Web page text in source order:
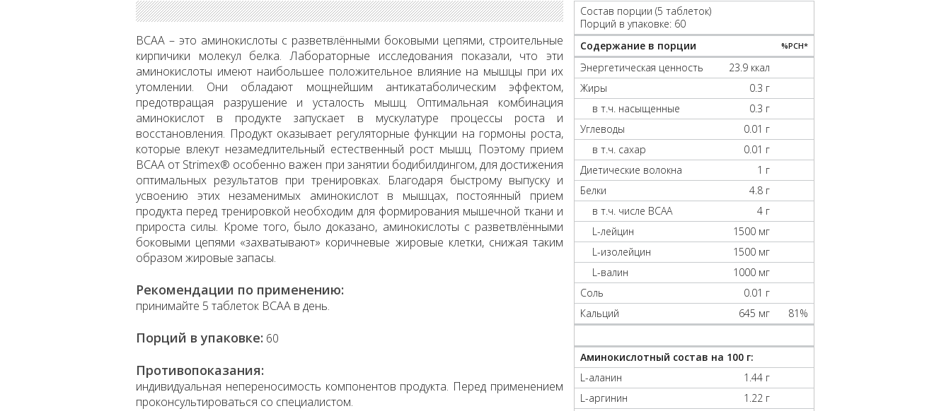
BCAA – это аминокислоты с разветвлёнными боковыми цепями, строительные
кирпичики молекул белка. Лабораторные исследования показали, что эти
аминокислоты имеют наибольшее положительное влияние на мышцы при их
утомлении. Они обладают мощнейшим антикатаболическим эффектом,
предотвращая разрушение и усталость мышц. Оптимальная комбинация
аминокислот в продукте запускает в мускулатуре процессы роста и
восстановления. Продукт оказывает регуляторные функции на гормоны роста,
которые влекут незамедлительный естественный рост мышц. Поэтому прием
BCAA от Strimex® особенно важен при занятии бодибилдингом, для достижения
оптимальных результатов при тренировках. Благодаря быстрому выпуску и
усвоению этих незаменимых аминокислот в мышцах, постоянный прием
продукта перед тренировкой необходим для формирования мышечной ткани и
прироста силы. Кроме того, было доказано, аминокислоты с разветвлёнными
боковыми цепями «захватывают» коричневые жировые клетки, снижая таким
образом жировые запасы.
Рекомендации по применению:
принимайте 5 таблеток BCAA в день.
Порций в упаковке: 60
Противопоказания:
индивидуальная непереносимость компонентов продукта. Перед применением
проконсультироваться со специалистом.
Состав порции (5 таблеток)
Порций в упаковке: 60
Содержание в порции
%РСН*
Энергетическая ценность
23.9 ккал
Жиры
0.3 г
в т.ч. насыщенные
0.3 г
Углеводы
0.01 г
в т.ч. сахар
0.01 г
Диетические волокна
1 г
Белки
4.8 г
в т.ч. числе ВСАА
4 г
L-лейцин
1500 мг
L-изолейцин
1500 мг
L-валин
1000 мг
Соль
0.01 г
Кальций
645 мг 81%
Аминокислотный состав на 100 г:
L-аланин
1.44 г
L-аргинин
1.22 г